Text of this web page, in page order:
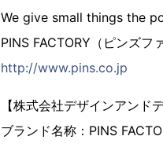
We give small things the
PINS FACTORY（ピンズフ
http://www.pins.co.jp
【株式会社デザインアンド
ブランド名称：PINS